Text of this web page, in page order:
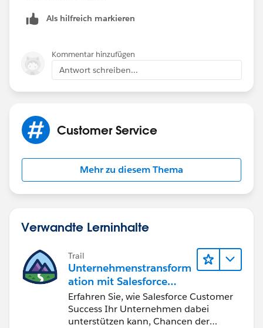
Als hilfreich markieren
Kommentar hinzufügen
Antwort schreiben...
Customer Service
Mehr zu diesem Thema
Verwandte Lerninhalte
Trail
Unternehmenstransform
ation mit Salesforce
Customer Success
Erfahren Sie, wie Salesforce Customer
Success Ihr Unternehmen dabei
unterstützen kann, Chancen der